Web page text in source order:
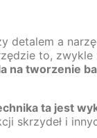
detalem a
to,
na tworzenie
ta jest
skrzydeł i